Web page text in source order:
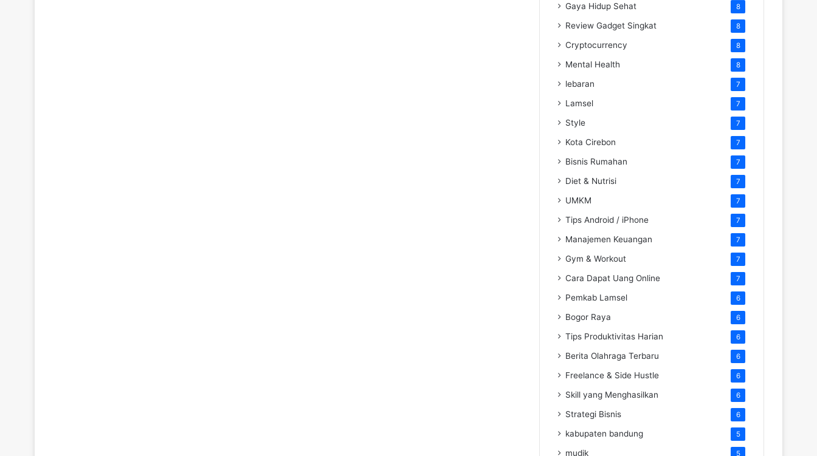
Gaya Hidup Sehat 8
Review Gadget Singkat 8
Cryptocurrency 8
Mental Health 8
lebaran 7
Lamsel 7
Style 7
Kota Cirebon 7
Bisnis Rumahan 7
Diet & Nutrisi 7
UMKM 7
Tips Android / iPhone 7
Manajemen Keuangan 7
Gym & Workout 7
Cara Dapat Uang Online 7
Pemkab Lamsel 6
Bogor Raya 6
Tips Produktivitas Harian 6
Berita Olahraga Terbaru 6
Freelance & Side Hustle 6
Skill yang Menghasilkan 6
Strategi Bisnis 6
kabupaten bandung 5
mudik 5